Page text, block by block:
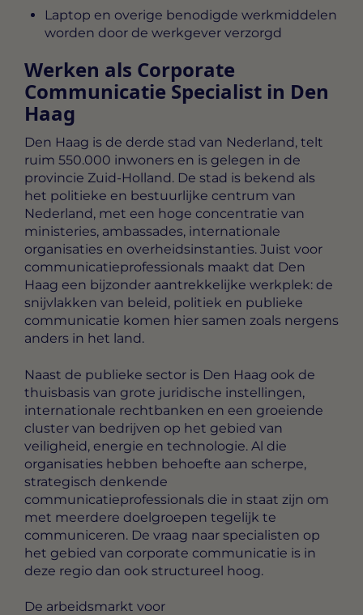
Laptop en overige benodigde werkmiddelen
worden door de werkgever verzorgd
Werken als Corporate
Communicatie Specialist in Den
Haag
Den Haag is de derde stad van Nederland, telt
ruim 550.000 inwoners en is gelegen in de
provincie Zuid-Holland. De stad is bekend als
het politieke en bestuurlijke centrum van
Nederland, met een hoge concentratie van
ministeries, ambassades, internationale
organisaties en overheidsinstanties. Juist voor
communicatieprofessionals maakt dat Den
Haag een bijzonder aantrekkelijke werkplek: de
snijvlakken van beleid, politiek en publieke
communicatie komen hier samen zoals nergens
anders in het land.
Naast de publieke sector is Den Haag ook de
thuisbasis van grote juridische instellingen,
internationale rechtbanken en een groeiende
cluster van bedrijven op het gebied van
veiligheid, energie en technologie. Al die
organisaties hebben behoefte aan scherpe,
strategisch denkende
communicatieprofessionals die in staat zijn om
met meerdere doelgroepen tegelijk te
communiceren. De vraag naar specialisten op
het gebied van corporate communicatie is in
deze regio dan ook structureel hoog.
De arbeidsmarkt voor